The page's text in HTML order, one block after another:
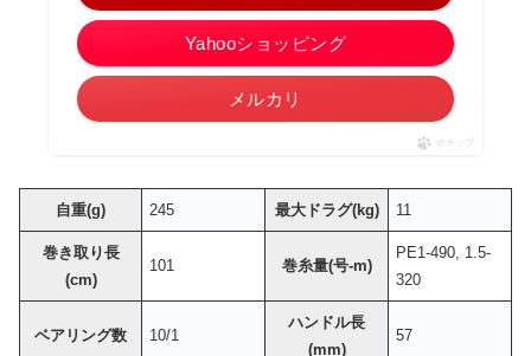
Yahooショッピング
メルカリ
ポチップ
自重(g) 245 最大ドラグ(kg) 11
巻き取り長
(cm)
101 巻糸量(号-m)
PE1-490, 1.5-
320
ベアリング数 10/1
ハンドル長
(mm)
57